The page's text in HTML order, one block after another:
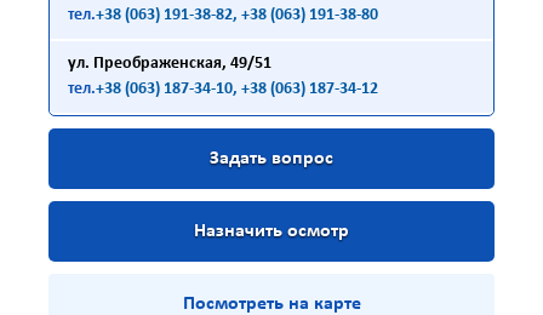
тел.+38 (063) 191-38-82, +38 (063) 191-38-80
ул. Преображенская, 49/51
тел.+38 (063) 187-34-10, +38 (063) 187-34-12
Задать вопрос
Назначить осмотр
Посмотреть на карте